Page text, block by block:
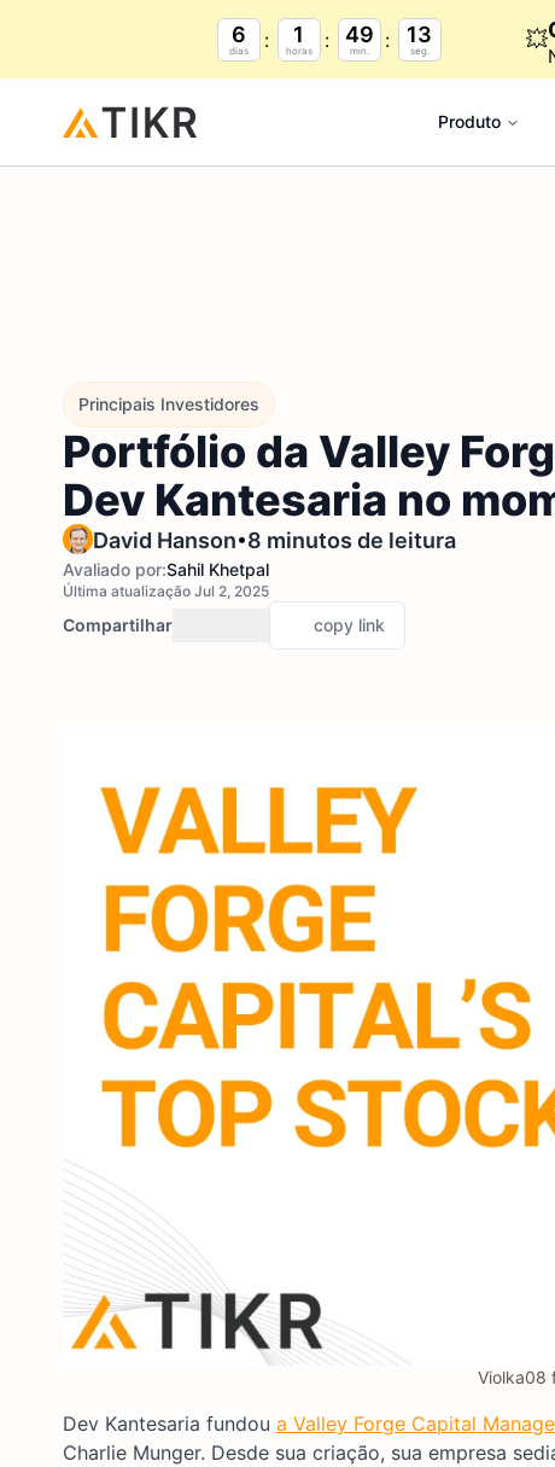
6
dias
1
horas
49
min.
12
seg. 💥
Produto
Principais Investidores
Portfólio da Valley
Dev Kantesaria no
David Hanson•8 minutos de leitura
Avaliado por:Sahil Khetpal
Última atualização Jul 2, 2025
Compartilhar copy link
Violka08
Dev Kantesaria fundou a Valley Forge Capital
Charlie Munger. Desde sua criação, sua empresa